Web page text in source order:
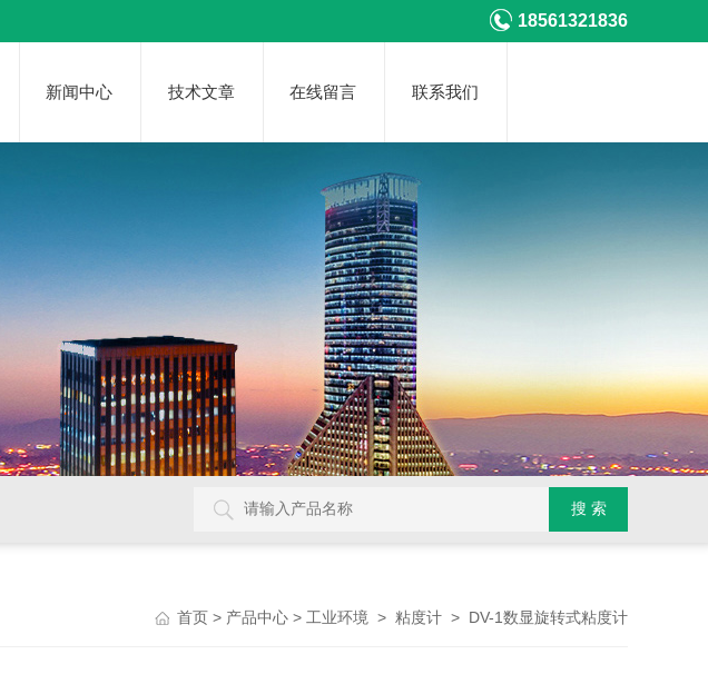
18561321836
新闻中心 技术文章 在线留言 联系我们
首页 > 产品中心 > 工业环境 > 粘度计 > DV-1数显旋转式粘度计